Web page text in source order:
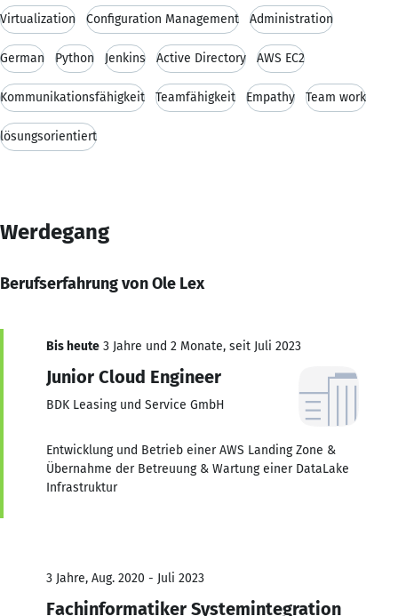
Virtualization Configuration Management Administration
German Python Jenkins Active Directory AWS EC2
Kommunikationsfähigkeit Teamfähigkeit Empathy Team work
lösungsorientiert
Werdegang
Berufserfahrung von Ole Lex
Bis heute 3 Jahre und 2 Monate, seit Juli 2023
Junior Cloud Engineer
BDK Leasing und Service GmbH
Entwicklung und Betrieb einer AWS Landing Zone &
Übernahme der Betreuung & Wartung einer DataLake
Infrastruktur
3 Jahre, Aug. 2020 - Juli 2023
Fachinformatiker Systemintegration